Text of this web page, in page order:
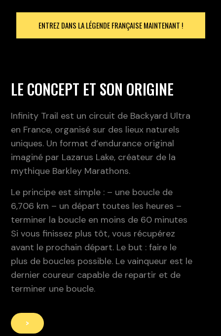
ENTREZ DANS LA LÉGENDE FRANÇAISE MAINTENANT !
LE CONCEPT ET SON ORIGINE
Infinity Trail est un circuit de Backyard Ultra
en France, organisé sur des lieux naturels
uniques. Un format d’endurance original
imaginé par Lazarus Lake, créateur de la
mythique Barkley Marathons.
Le principe est simple : – une boucle de
6,706 km – un départ toutes les heures –
terminer la boucle en moins de 60 minutes
Si vous finissez plus tôt, vous récupérez
avant le prochain départ. Le but : faire le
plus de boucles possible. Le vainqueur est le
dernier coureur capable de repartir et de
terminer une boucle.
>